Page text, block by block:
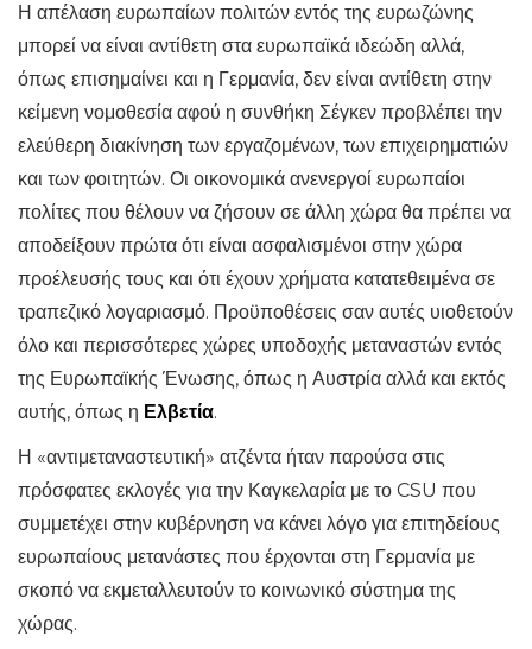
Η απέλαση ευρωπαίων πολιτών εντός της ευρωζώνης
μπορεί να είναι αντίθετη στα ευρωπαϊκά ιδεώδη αλλά,
όπως επισημαίνει και η Γερμανία, δεν είναι αντίθετη στην
κείμενη νομοθεσία αφού η συνθήκη Σέγκεν προβλέπει την
ελεύθερη διακίνηση των εργαζομένων, των επιχειρηματιών
και των φοιτητών. Οι οικονομικά ανενεργοί ευρωπαίοι
πολίτες που θέλουν να ζήσουν σε άλλη χώρα θα πρέπει να
αποδείξουν πρώτα ότι είναι ασφαλισμένοι στην χώρα
προέλευσής τους και ότι έχουν χρήματα κατατεθειμένα σε
τραπεζικό λογαριασμό. Προϋποθέσεις σαν αυτές υιοθετούν
όλο και περισσότερες χώρες υποδοχής μεταναστών εντός
της Ευρωπαϊκής Ένωσης, όπως η Αυστρία αλλά και εκτός
αυτής, όπως η Ελβετία.
Η «αντιμεταναστευτική» ατζέντα ήταν παρούσα στις
πρόσφατες εκλογές για την Καγκελαρία με το CSU που
συμμετέχει στην κυβέρνηση να κάνει λόγο για επιτηδείους
ευρωπαίους μετανάστες που έρχονται στη Γερμανία με
σκοπό να εκμεταλλευτούν το κοινωνικό σύστημα της
χώρας.